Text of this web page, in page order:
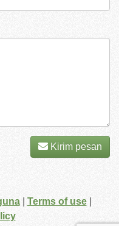
Kirim pesan
| Terms of use|